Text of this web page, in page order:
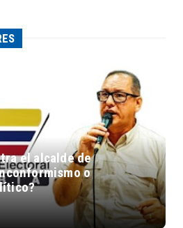
el alcalde de
o